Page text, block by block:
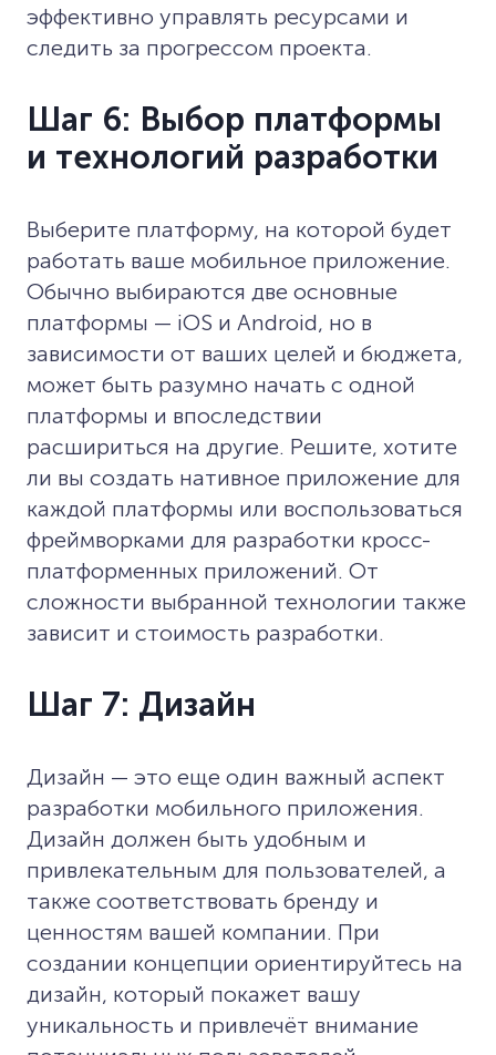
эффективно управлять ресурсами и
следить за прогрессом проекта.
Шаг 6: Выбор платформы
и технологий разработки
Выберите платформу, на которой будет
работать ваше мобильное приложение.
Обычно выбираются две основные
платформы — iOS и Android, но в
зависимости от ваших целей и бюджета,
может быть разумно начать с одной
платформы и впоследствии
расшириться на другие. Решите, хотите
ли вы создать нативное приложение для
каждой платформы или воспользоваться
фреймворками для разработки кросс-
платформенных приложений. От
сложности выбранной технологии также
зависит и стоимость разработки.
Шаг 7: Дизайн
Дизайн — это еще один важный аспект
разработки мобильного приложения.
Дизайн должен быть удобным и
привлекательным для пользователей, а
также соответствовать бренду и
ценностям вашей компании. При
создании концепции ориентируйтесь на
дизайн, который покажет вашу
уникальность и привлечёт внимание